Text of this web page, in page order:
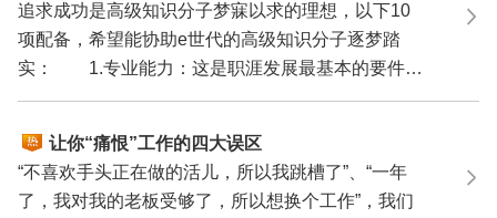
追求成功是高级知识分子梦寐以求的理想，以下10
项配备，希望能协助e世代的高级知识分子逐梦踏
实： 1.专业能力：这是职涯发展最基本的要件，
个人除具备相当...
让你“痛恨”工作的四大误区
“不喜欢手头正在做的活儿，所以我跳槽了”、“一年
了，我对我的老板受够了，所以想换个工作”，我们